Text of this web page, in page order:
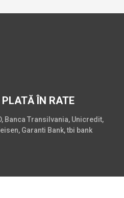
PLATĂ ÎN RATE
Banca Transilvania, Unicredit,
Garanti Bank, tbi bank